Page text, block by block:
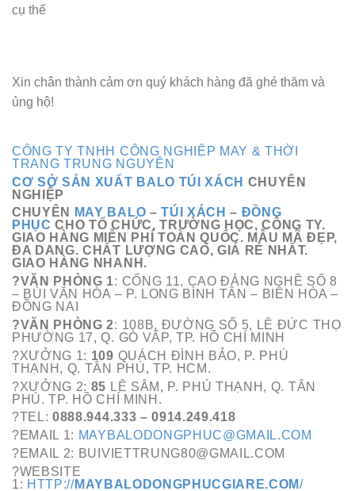
cụ thể
Xin chân thành cảm ơn quý khách hàng đã ghé thăm và
ủng hộ!
CÔNG TY TNHH CÔNG NGHIỆP MAY & THỜI
TRANG TRUNG NGUYÊN
CƠ SỞ SẢN XUẤT BALO TÚI XÁCH CHUYÊN
NGHIỆP
CHUYÊN
MAY BALO –TÚI XÁCH – ĐỒNG
PHỤC CHO TỔ CHỨC, TRƯỜNG HỌC, CÔNG TY.
GIAO HÀNG MIỄN PHÍ TOÀN QUỐC. MẪU MÃ ĐẸP,
ĐA DANG. CHẤT LƯỢNG CAO, GIÁ RẺ NHẤT.
GIAO HÀNG NHANH.
?VĂN PHÒNG 1: CỔNG 11, CAO ĐẲNG NGHỀ SỐ 8
– BÙI VĂN HÒA – P. LONG BÌNH TÂN – BIÊN HÒA –
ĐỒNG NAI
?VĂN PHÒNG 2: 108B, ĐƯỜNG SỐ 5, LÊ ĐỨC THỌ
PHƯỜNG 17, Q. GÒ VẤP, TP. HỒ CHÍ MINH
?XƯỞNG 1: 109 QUÁCH ĐÌNH BẢO, P. PHÚ
THẠNH, Q. TÂN PHÚ, TP. HCM.
?XƯỞNG 2: 85 LÊ SÂM, P. PHÚ THẠNH, Q. TÂN
PHÚ. TP. HỒ CHÍ MINH.
?TEL:0888.944.333 – 0914.249.418
?EMAIL 1: MAYBALODONGPHUC@GMAIL.COM
?EMAIL 2: BUIVIETTRUNG80@GMAIL.COM
?WEBSITE
1: HTTP://MAYBALODONGPHUCGIARE.COM/